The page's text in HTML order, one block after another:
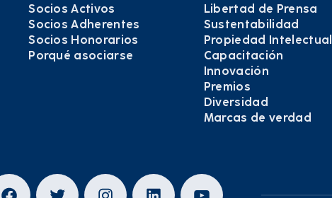
Socios Activos
Socios Adherentes
Socios Honorarios
Porqué asociarse
Libertad de Prensa
Sustentabilidad
Propiedad Intelectual
Capacitación
Innovación
Premios
Diversidad
Marcas de verdad